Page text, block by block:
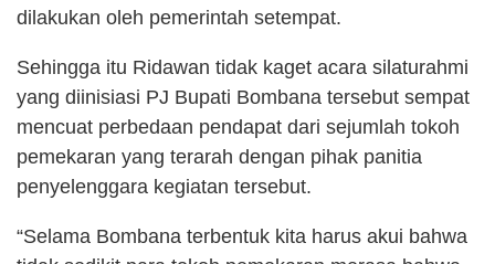
dilakukan oleh pemerintah setempat.
Sehingga itu Ridawan tidak kaget acara silaturahmi
yang diinisiasi PJ Bupati Bombana tersebut sempat
mencuat perbedaan pendapat dari sejumlah tokoh
pemekaran yang terarah dengan pihak panitia
penyelenggara kegiatan tersebut.
“Selama Bombana terbentuk kita harus akui bahwa